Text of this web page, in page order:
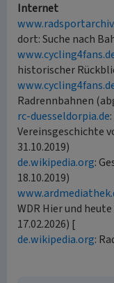
Internet
dort: Suche nach
historischer
Radrennbahnen
rc-duesseldorpia.de
Vereinsgeschichte
31.10.2019)
de.wikipedia.org:
18.10.2019)
WDR Hier und
17.02.2026) [
de.wikipedia.org: